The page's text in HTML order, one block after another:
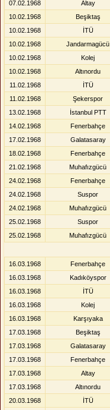
07.02.1968 Altay
10.02.1968
Beşiktaş
10.02.1968
İTÜ
10.02.1968
Jandarmagücü
10.02.1968
Kolej
10.02.1968
Altınordu
11.02.1968
İTÜ
11.02.1968
Şekerspor
13.02.1968
İstanbul PTT
14.02.1968
Fenerbahçe
17.02.1968
Galatasaray
18.02.1968
Fenerbahçe
21.02.1968
Muhafızgücü
24.02.1968
Fenerbahçe
24.02.1968
Suspor
24.02.1968
Muhafızgücü
25.02.1968
Suspor
25.02.1968
Muhafızgücü
16.03.1968 Fenerbahçe
16.03.1968
Kadıköyspor
16.03.1968
İTÜ
16.03.1968
Kolej
16.03.1968
Karşıyaka
17.03.1968
Beşiktaş
17.03.1968
Galatasaray
17.03.1968
Fenerbahçe
17.03.1968
Altay
17.03.1968
Altınordu
20.03.1968
İTÜ